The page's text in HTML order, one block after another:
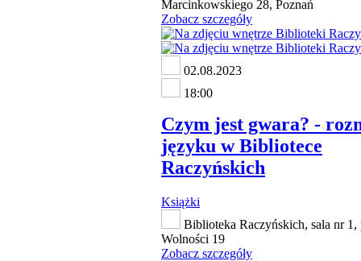
Marcinkowskiego 28, Poznań
Zobacz szczegóły
02.08.2023
18:00
Czym jest gwara? -
języku w Bibliotece
Raczyńskich
Książki
Biblioteka Raczyńskich, sala nr 1,
Wolności 19
Zobacz szczegóły